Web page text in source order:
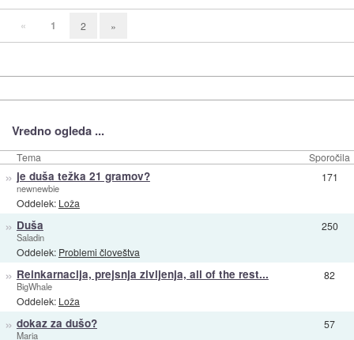
« 1 2 »
Vredno ogleda ...
Tema Sporočila
» je duša težka 21 gramov?
newnewbie
Oddelek: Loža
171
» Duša
Saladin
Oddelek: Problemi človeštva
250
» Reinkarnacija, prejsnja zivljenja, all of the rest...
BigWhale
Oddelek: Loža
82
» dokaz za dušo?
Maria
57